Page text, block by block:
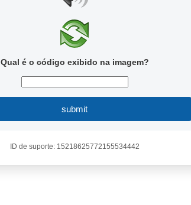
Qual é o código exibido na imagem?
submit
ID de suporte: 15218625772155534442